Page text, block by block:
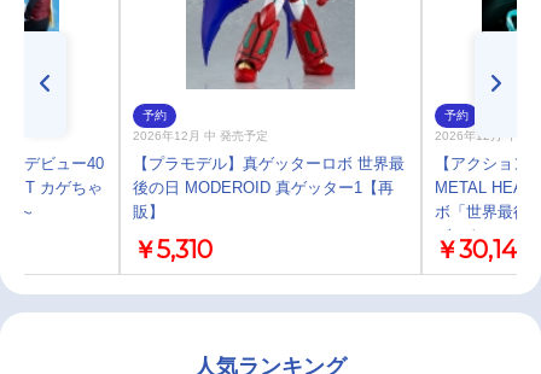
/デビュー40
カゲちゃ
～
予約
2026年12月 中 発売予定
【プラモデル】真ゲッターロボ 世界最
後の日 MODEROID 真ゲッター1【再
販】
￥5,310
予約
2026年12月 中 発
【アクション
METAL HEAT
ボ「世界最後
ゲッターロボ
￥30,145
人気ランキング